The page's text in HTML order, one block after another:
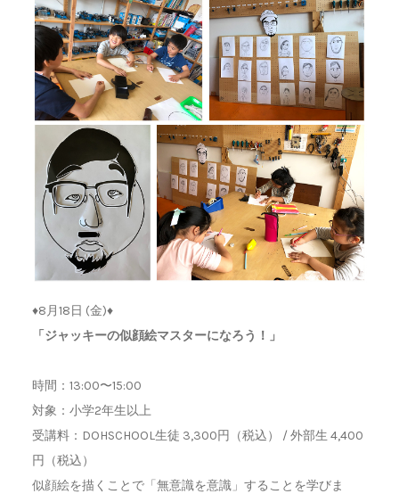
♦︎8月18日 (金)♦︎
「ジャッキーの似顔絵マスターになろう！」
時間：13:00〜15:00
対象：小学2年生以上
受講料：DOHSCHOOL生徒 3,300円（税込） / 外部生 4,400
円（税込）
似顔絵を描くことで「無意識を意識」することを学びま